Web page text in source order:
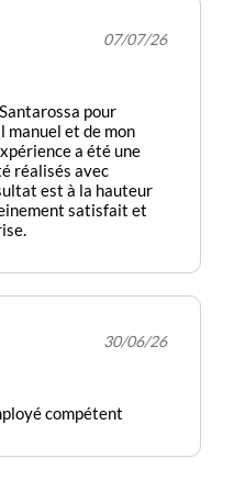
07/07/26
pour
et de mon
a été une
réalisés avec
est à la hauteur
satisfait et
30/06/26
compétent